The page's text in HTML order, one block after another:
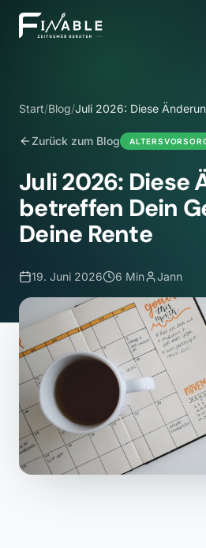
Start/Blog/Juli 2026: Diese
Zurück zum Blog
Juli 2026: Diese
betreffen Dein
Deine Rente
19. Juni 2026 6 Min Jann